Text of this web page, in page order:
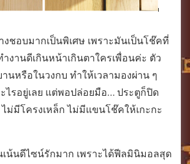
ชอบมากเป็นพิเศษ เพราะมันเป็นโช๊คที่
ำงานดีเกินหน้าเกินตาใครเพื่อนค่ะ ตัว
นหรือในวงกบ ทำให้เวลามองผ่าน ๆ
ไรอยู่เลย แต่พอปล่อยมือ… ประตูก็ปิด
ม่มีโครงเหล็ก ไม่มีแขนโช๊คให้เกะกะ
เน้นดีไซน์รักมาก เพราะได้ฟีลมินิมอลสุด